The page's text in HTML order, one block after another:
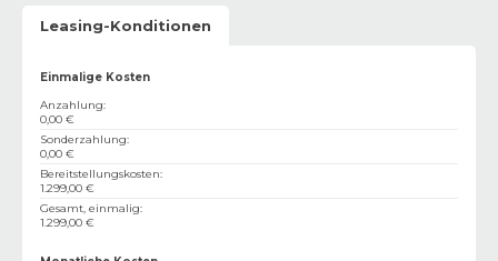
Leasing-Konditionen
Einmalige Kosten
Anzahlung:
0,00 €
Sonderzahlung:
0,00 €
Bereitstellungskosten:
1.299,00 €
Gesamt, einmalig:
1.299,00 €